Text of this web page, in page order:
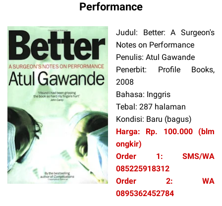
Performance
Judul: Better: A Surgeon's
Notes on Performance
Penulis: Atul Gawande
Penerbit: Profile Books,
2008
Bahasa: Inggris
Tebal: 287 halaman
Kondisi: Baru (bagus)
Harga: Rp. 100.000 (blm
ongkir)
Order 1: SMS/WA
085225918312
Order 2: WA
0895362452784